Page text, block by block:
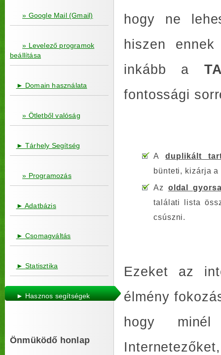
» Google Mail (Gmail)
» Levelező programok
beállítása
► Domain használata
» Ötletből valóság
► Tárhely Segítség
» Programozás
► Adatbázis
► Csomagváltás
► Statisztika
► Hasznos segítségek
Önmüködő honlap
hogy ne
hiszen
inkább a
fontossági
Aduplikált
bünteti, kizárja
Az oldal
találati lista
csúszni.
Ezeket az
élmény
hogy minél